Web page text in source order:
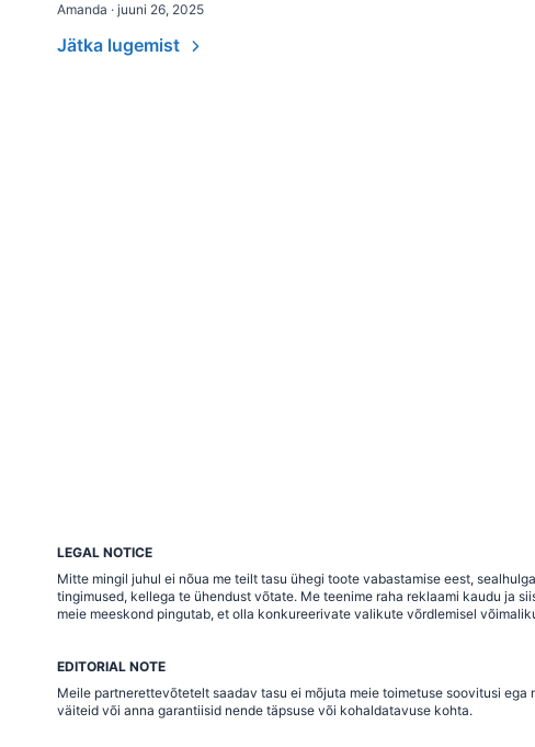
Amanda · juuni 26, 2025
Jätka lugemist
LEGAL NOTICE
Mitte mingil juhul ei nõua me teilt tasu ühegi toote vabastamise eest,
tingimused, kellega te ühendust võtate. Me teenime raha reklaami kaudu ja
meie meeskond pingutab, et olla konkureerivate valikute võrdlemisel
EDITORIAL NOTE
Meile partnerettevõtetelt saadav tasu ei mõjuta meie toimetuse soovitusi
väiteid või anna garantiisid nende täpsuse või kohaldatavuse kohta.